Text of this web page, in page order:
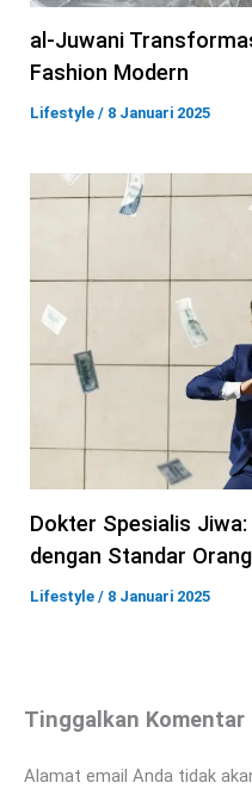
al-Juwani
Fashion Modern
Lifestyle / 8 Januari 2025
Dokter Spesialis
dengan Standar
Lifestyle / 8 Januari 2025
Tinggalkan Komentar
Alamat email Anda tidak